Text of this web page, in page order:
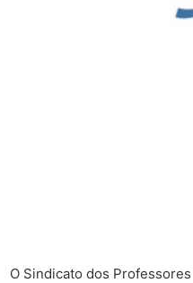
O Sindicato dos